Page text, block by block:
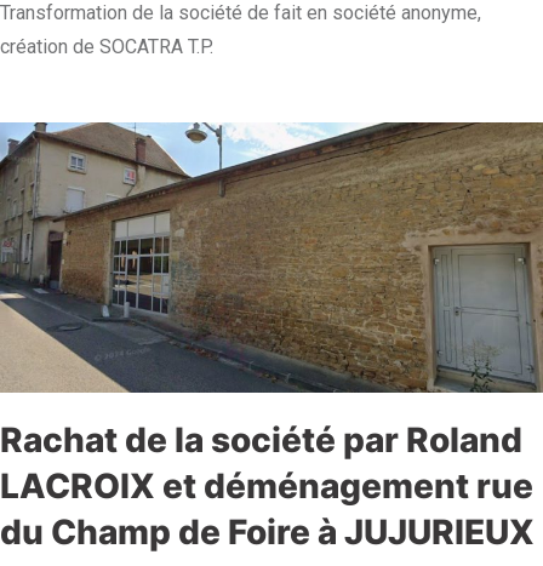
Transformation de la société de fait en société anonyme,
création de SOCATRA T.P.
Rachat de la société par Roland
LACROIX et déménagement rue
du Champ de Foire à JUJURIEUX